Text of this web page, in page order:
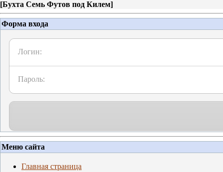
[Бухта Семь Футов под Килем]
Форма входа
Логин:
Пароль:
Меню сайта
Главная страница